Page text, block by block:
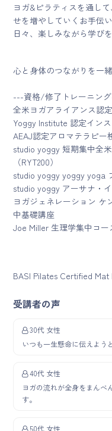
ヨガ&ピラティスを通し
せを増やしていくお手伝
日々、楽しみながら学び
心と身体のつながりを一
---資格/修了トレーニン
全米ヨガアライアンス認
Yoggy Institute 認定インス
AEAJ認定アロマテラピ
studio yoggy 短期集中全
（RYT200）
studio yoggy yoggy yoga
studio yoggy アーサナ・
ヨガジェネレーション ケ
中基礎講座
Joe Miller 生理学集中コー
BASI Pilates Certified Mat
受講者の声
30代 女性
いつも一生懸命に伝えよう
40代 女性
ヨガの流れが全身をまんべ
す。
50代 女性